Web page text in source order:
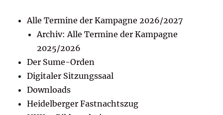
Alle Termine der Kampagne 2026/2027
Archiv: Alle Termine der Kampagne
2025/2026
Der Sume-Orden
Digitaler Sitzungssaal
Downloads
Heidelberger Fastnachtszug